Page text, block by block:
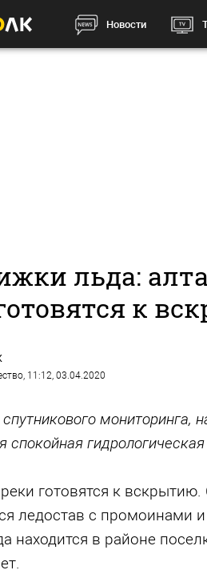
Новости
льда:
к
, 11:12, 03.04.2020
мониторинга,
спокойная
готовятся к
ледостав с промоинами и
находится в районе